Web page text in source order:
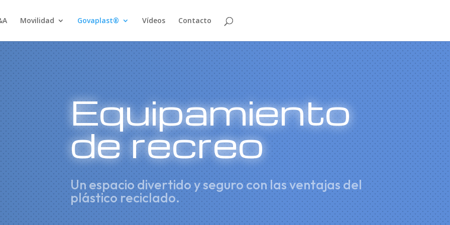
Movilidad Govaplast® Vídeos Contacto
Equipamiento
de recreo
Un espacio divertido y seguro con las ventajas del
plástico reciclado.